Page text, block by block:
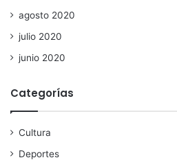
agosto 2020
julio 2020
junio 2020
Categorías
Cultura
Deportes